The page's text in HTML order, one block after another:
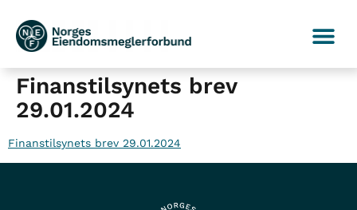
Finanstilsynets brev
29.01.2024
Finanstilsynets brev 29.01.2024